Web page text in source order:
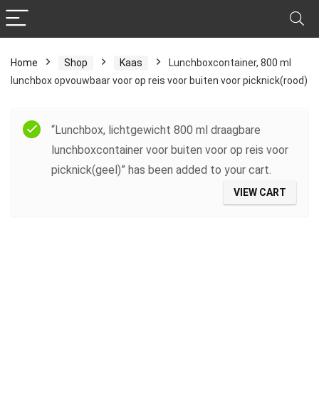
Home Shop Kaas
Lunchboxcontainer, 800 ml
lunchbox opvouwbaar voor op reis voor buiten voor picknick(rood)
“Lunchbox, lichtgewicht 800 ml draagbare
lunchboxcontainer voor buiten voor op reis voor
picknick(geel)” has been added to your cart.
VIEW CART